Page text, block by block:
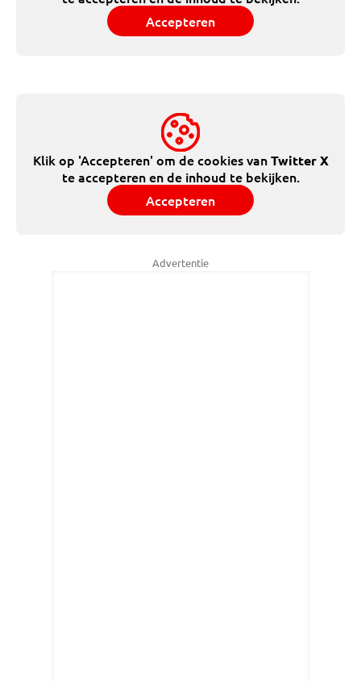
Accepteren
Klik op 'Accepteren' om de cookies vanTwitter X
te accepteren en de inhoud te bekijken.
Accepteren
Advertentie